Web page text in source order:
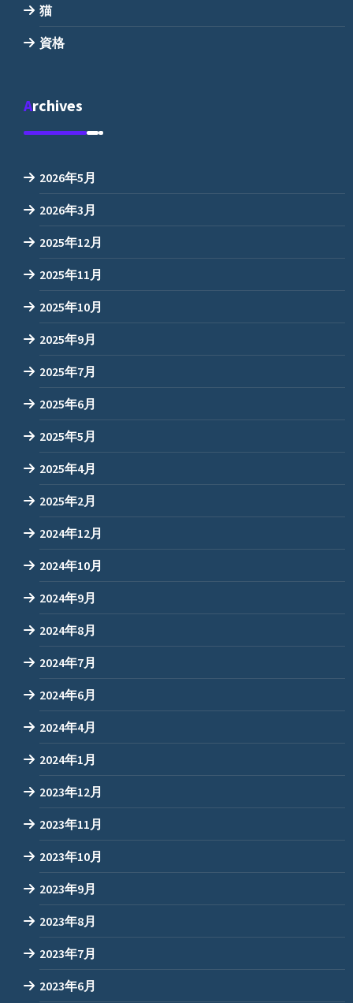
猫
資格
Archives
2026年5月
2026年3月
2025年12月
2025年11月
2025年10月
2025年9月
2025年7月
2025年6月
2025年5月
2025年4月
2025年2月
2024年12月
2024年10月
2024年9月
2024年8月
2024年7月
2024年6月
2024年4月
2024年1月
2023年12月
2023年11月
2023年10月
2023年9月
2023年8月
2023年7月
2023年6月